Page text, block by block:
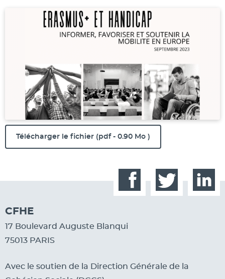
Télécharger le fichier (pdf - 0.90 Mo )
FacebookTwitter
CFHE
17 Boulevard Auguste Blanqui
75013 PARIS
Avec le soutien de la Direction Générale de la